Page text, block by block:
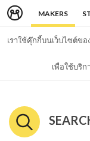
MAKERS
เราใช้คุ๊กกี้บนเว็บไซต์ข
เพื่อใช้บริก